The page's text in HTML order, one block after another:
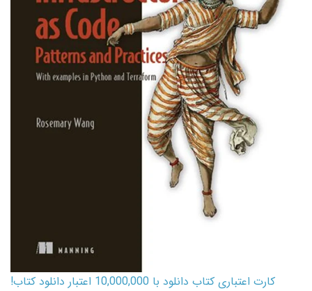
کارت اعتباری کتاب دانلود با 10,000,000 اعتبار دانلود کتاب!